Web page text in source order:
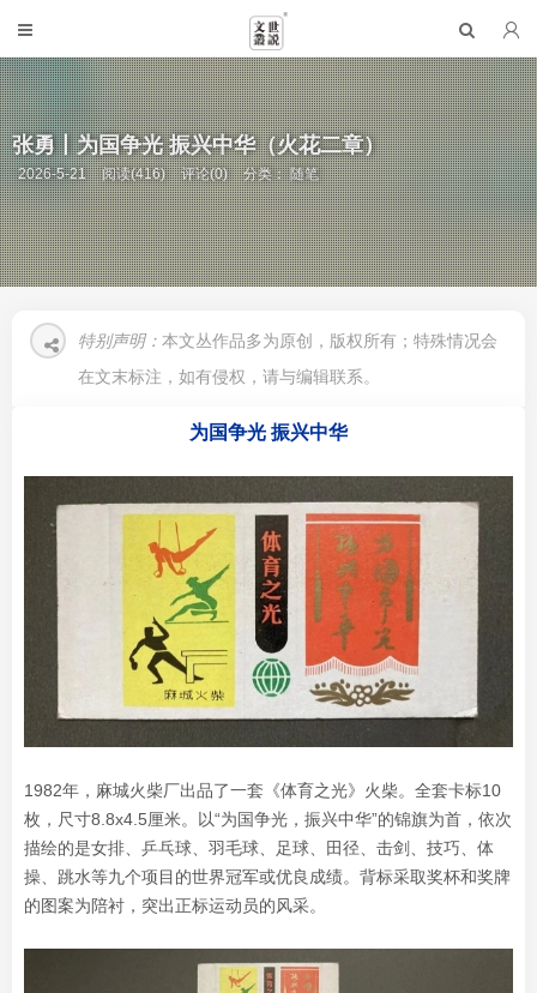
张勇丨为国争光 振兴中华（火花二章）
2026-5-21 阅读(416) 评论(0) 分类：随笔
特别声明： 本文丛作品多为原创，版权所有；特殊情况会
在文末标注，如有侵权，请与编辑联系。
为国争光 振兴中华
1982年，麻城火柴厂出品了一套《体育之光》火柴。全套卡标10
枚，尺寸8.8x4.5厘米。以“为国争光，振兴中华”的锦旗为首，依次
描绘的是女排、乒乓球、羽毛球、足球、田径、击剑、技巧、体
操、跳水等九个项目的世界冠军或优良成绩。背标采取奖杯和奖牌
的图案为陪衬，突出正标运动员的风采。